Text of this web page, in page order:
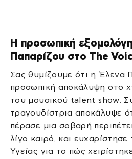
Η προσωπική
Παπαρίζου στο The
Σας θυμίζουμε ότι η Έλενα
προσωπική αποκάλυψη στο
του μουσικού talent show.
τραγουδίστρια αποκάλυψε
πέρασε μια σοβαρή
λίγο καιρό, και
Υγείας για το πώς